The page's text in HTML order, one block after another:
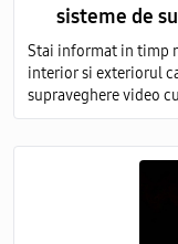
sisteme de
Stai informat in timp
interior si exteriorul
supraveghere video
servicii de vanzare si